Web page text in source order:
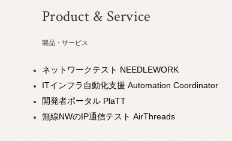
Product & Service
製品・サービス
ネットワークテスト NEEDLEWORK
ITインフラ自動化支援 Automation Coordinator
開発者ポータル PlaTT
無線NWのIP通信テスト AirThreads